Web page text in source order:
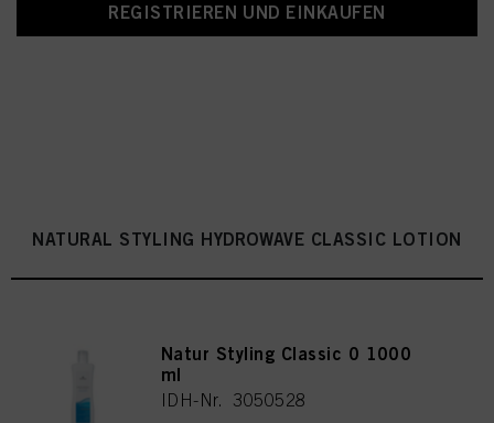
REGISTRIEREN UND EINKAUFEN
NATURAL STYLING HYDROWAVE CLASSIC LOTION
Natur Styling Classic 0 1000
ml
IDH-Nr. 3050528